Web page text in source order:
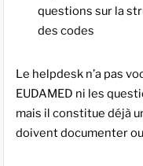
questions sur la
des codes
Le helpdesk n’a pas
EUDAMED ni les
mais il constitue déjà
doivent documenter